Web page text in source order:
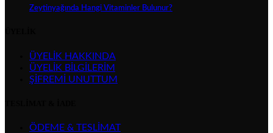
Zeytinyağında Hangi Vitaminler Bulunur?
ÜYELİK HAKKINDA
ÜYELİK BİLGİLERİM
ŞİFREMİ UNUTTUM
ÖDEME & TESLİMAT